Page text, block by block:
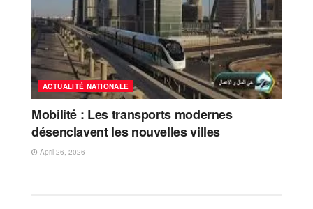
ACTUALITÉ NATIONALE
Mobilité : Les transports modernes
désenclavent les nouvelles villes
April 26, 2026